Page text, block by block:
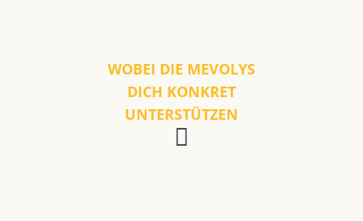
WOBEI DIE MEVOLYS
DICH KONKRET
UNTERSTÜTZEN